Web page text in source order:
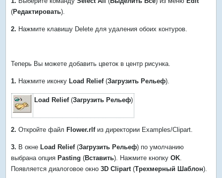
(Редактировать).
2. Нажмите клавишу Delete для удаления обоих контуров.
Теперь Вы можете добавить цветок в центр рисунка.
1. Нажмите иконку Load Relief(Загрузить Рельеф).
Load Relief(Загрузить Рельеф)
2. Откройте файл Flower.rlfиз директории Examples/Clipart.
3. В окне Load Relief(Загрузить Рельеф) по умолчанию
выбрана опция Pasting (Вставить). Нажмите кнопкуOK.
Появляется диалоговое окно3D Clipart(Трехмерный Шаблон).